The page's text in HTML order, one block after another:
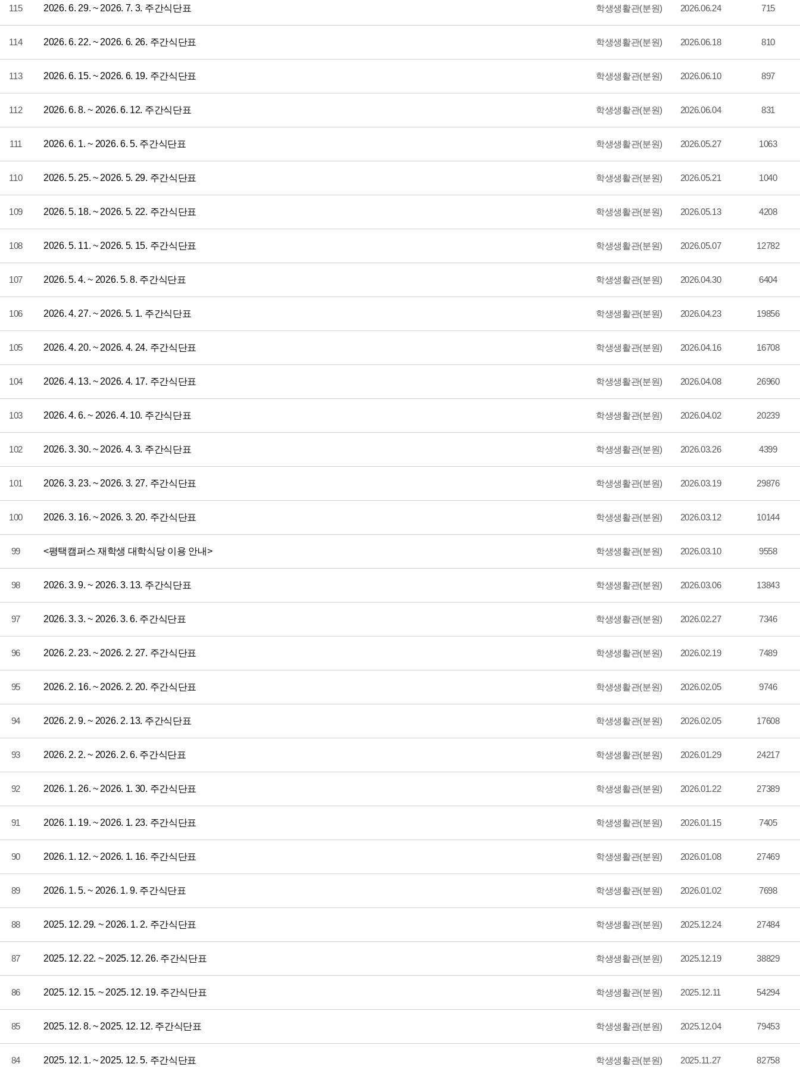
115 2026. 6. 29. ~ 2026. 7. 3. 주간식단표 학생생활관(분원) 2026.06.24 715
114 2026. 6. 22. ~ 2026. 6. 26. 주간식단표 학생생활관(분원) 2026.06.18 810
113 2026. 6. 15. ~ 2026. 6. 19. 주간식단표 학생생활관(분원) 2026.06.10 897
112 2026. 6. 8. ~ 2026. 6. 12. 주간식단표 학생생활관(분원) 2026.06.04 831
111 2026. 6. 1. ~ 2026. 6. 5. 주간식단표 학생생활관(분원) 2026.05.27 1063
110 2026. 5. 25. ~ 2026. 5. 29. 주간식단표 학생생활관(분원) 2026.05.21 1040
109 2026. 5. 18. ~ 2026. 5. 22. 주간식단표 학생생활관(분원) 2026.05.13 4208
108 2026. 5. 11. ~ 2026. 5. 15. 주간식단표 학생생활관(분원) 2026.05.07 12782
107 2026. 5. 4. ~ 2026. 5. 8. 주간식단표 학생생활관(분원) 2026.04.30 6404
106 2026. 4. 27. ~ 2026. 5. 1. 주간식단표 학생생활관(분원) 2026.04.23 19856
105 2026. 4. 20. ~ 2026. 4. 24. 주간식단표 학생생활관(분원) 2026.04.16 16708
104 2026. 4. 13. ~ 2026. 4. 17. 주간식단표 학생생활관(분원) 2026.04.08 26960
103 2026. 4. 6. ~ 2026. 4. 10. 주간식단표 학생생활관(분원) 2026.04.02 20239
102 2026. 3. 30. ~ 2026. 4. 3. 주간식단표 학생생활관(분원) 2026.03.26 4399
101 2026. 3. 23. ~ 2026. 3. 27. 주간식단표 학생생활관(분원) 2026.03.19 29876
100 2026. 3. 16. ~ 2026. 3. 20. 주간식단표 학생생활관(분원) 2026.03.12 10144
99 <평택캠퍼스 재학생 대학식당 이용 안내> 학생생활관(분원) 2026.03.10 9558
98 2026. 3. 9. ~ 2026. 3. 13. 주간식단표 학생생활관(분원) 2026.03.06 13843
97 2026. 3. 3. ~ 2026. 3. 6. 주간식단표 학생생활관(분원) 2026.02.27 7346
96 2026. 2. 23. ~ 2026. 2. 27. 주간식단표 학생생활관(분원) 2026.02.19 7489
95 2026. 2. 16. ~ 2026. 2. 20. 주간식단표 학생생활관(분원) 2026.02.05 9746
94 2026. 2. 9. ~ 2026. 2. 13. 주간식단표 학생생활관(분원) 2026.02.05 17608
93 2026. 2. 2. ~ 2026. 2. 6. 주간식단표 학생생활관(분원) 2026.01.29 24217
92 2026. 1. 26. ~ 2026. 1. 30. 주간식단표 학생생활관(분원) 2026.01.22 27389
91 2026. 1. 19. ~ 2026. 1. 23. 주간식단표 학생생활관(분원) 2026.01.15 7405
90 2026. 1. 12. ~ 2026. 1. 16. 주간식단표 학생생활관(분원) 2026.01.08 27469
89 2026. 1. 5. ~ 2026. 1. 9. 주간식단표 학생생활관(분원) 2026.01.02 7698
88 2025. 12. 29. ~ 2026. 1. 2. 주간식단표 학생생활관(분원) 2025.12.24 27484
87 2025. 12. 22. ~ 2025. 12. 26. 주간식단표 학생생활관(분원) 2025.12.19 38829
86 2025. 12. 15. ~ 2025. 12. 19. 주간식단표 학생생활관(분원) 2025.12.11 54294
85 2025. 12. 8. ~ 2025. 12. 12. 주간식단표 학생생활관(분원) 2025.12.04 79453
84 2025. 12. 1. ~ 2025. 12. 5. 주간식단표 학생생활관(분원) 2025.11.27 82758